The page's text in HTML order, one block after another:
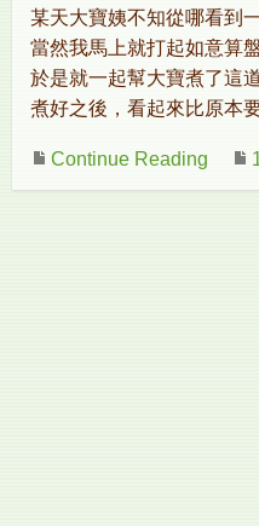
某天大寶姨不知從哪看到
當然我馬上就打起如意算
於是就一起幫大寶煮了這
煮好之後，看起來比原本
Continue Reading